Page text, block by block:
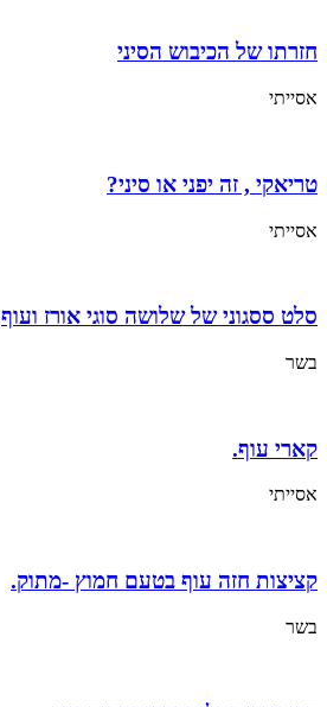
חזרתו של הכיבוש הסיני
אסייתי
טריאקי , זה יפני או סיני?
אסייתי
סלט ססגוני של שלושה סוגי אורז ועוף
בשר
קארי עוף.
אסייתי
קציצות חזה עוף בטעם חמוץ -מתוק.
בשר